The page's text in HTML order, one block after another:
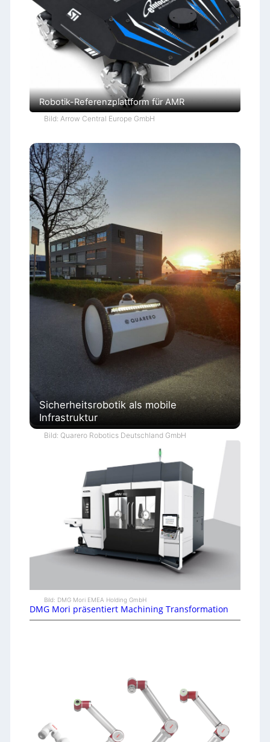
Robotik-Referenzplattform für AMR
Bild: Arrow Central Europe GmbH
Sicherheitsrobotik als mobile
Infrastruktur
Bild: Quarero Robotics Deutschland GmbH
Bild: DMG Mori EMEA Holding GmbH
DMG Mori präsentiert Machining Transformation